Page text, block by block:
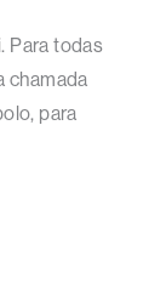
Para todas
chamada
para